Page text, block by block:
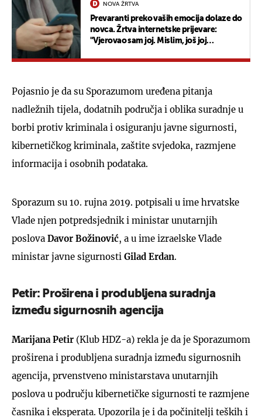
NOVA ŽRTVA
Prevaranti preko vaših emocija dolaze do
novca. Žrtva internetske prijevare:
"Vjerovao sam joj. Mislim, još joj
Pojasnio je da su Sporazumom uređena pitanja
nadležnih tijela, dodatnih područja i oblika suradnje u
borbi protiv kriminala i osiguranju javne sigurnosti,
kibernetičkog kriminala, zaštite svjedoka, razmjene
informacija i osobnih podataka.
Sporazum su 10. rujna 2019. potpisali u ime hrvatske
Vlade njen potpredsjednik i ministar unutarnjih
poslova Davor Božinović, a u ime izraelske Vlade
ministar javne sigurnosti Gilad Erdan.
Petir: Proširena i produbljena suradnja
između sigurnosnih agencija
Marijana Petir (Klub HDZ-a) rekla je da je Sporazumom
proširena i produbljena suradnja između sigurnosnih
agencija, prvenstveno ministarstava unutarnjih
poslova u području kibernetičke sigurnosti te razmjene
časnika i eksperata. Upozorila je i da počinitelji teških i